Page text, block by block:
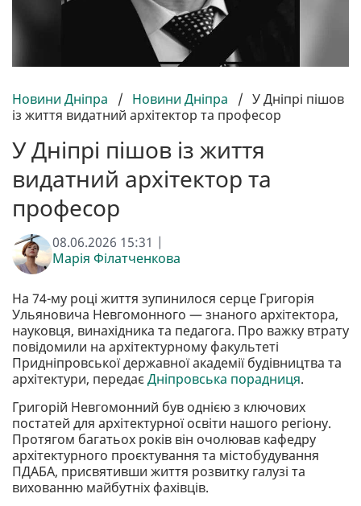
Новини Дніпра / Новини Дніпра / У Дніпрі пішов
із життя видатний архітектор та професор
У Дніпрі пішов із життя
видатний архітектор та
професор
08.06.2026 15:31 |
Марія Філатченкова
На 74-му році життя зупинилося серце Григорія
Ульяновича Невгомонного — знаного архітектора,
науковця, винахідника та педагога. Про важку втрату
повідомили на архітектурному факультеті
Придніпровської державної академії будівництва та
архітектури, передаєДніпровська порадниця.
Григорій Невгомонний був однією з ключових
постатей для архітектурної освіти нашого регіону.
Протягом багатьох років він очолював кафедру
архітектурного проєктування та містобудування
ПДАБА, присвятивши життя розвитку галузі та
вихованню майбутніх фахівців.